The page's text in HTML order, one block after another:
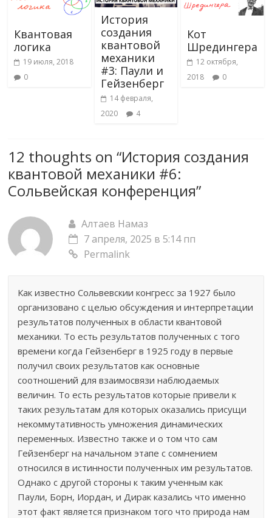
Квантовая
логика
19 июля, 2018
0
История
создания
квантовой
механики
#3: Паули и
Гейзенберг
14 февраля,
2020
4
Кот
Шредингера
12 октября,
2018
0
12 thoughts on “История создания
квантовой механики #6:
Сольвейская конференция”
Алтаев Намаз
7 апреля, 2025 в 5:14 пп
Permalink
Как известно Сольвевскии конгресс за 1927 было
организовано с целью обсуждения и интерпретации
результатов полученных в области квантовой
механики. То есть результатов полученных с того
времени когда Гейзенберг в 1925 году в первые
получил своих результатов как основные
соотношений для взаимосвязи наблюдаемых
величин. То есть результатов которые привели к
таких результатам для которых оказались присущи
некоммутативность умножения динамических
переменных. Известно также и о том что сам
Гейзенберг на начальном этапе с сомнением
относился в истинности полученных им результатов.
Однако с другой стороны к таким ученным как
Паули, Борн, Иордан, и Дирак казались что именно
этот факт является признаком того что природа нам